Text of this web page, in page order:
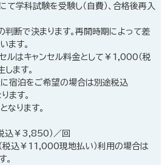
て学科試験を受験し（自費）、合格後再入
判断で決まります。再開時期によって差
ます。
ルはキャンセル料金として￥1,000（税
ます。
宿泊をご希望の場合は別途税込
ます。
ります。
￥3,850）／回
税込￥11,000現地払い）利用の場合は
。